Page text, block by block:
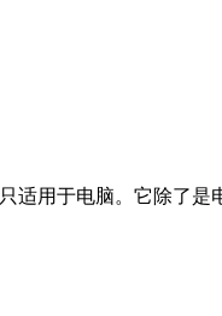
用于电脑。它除了是